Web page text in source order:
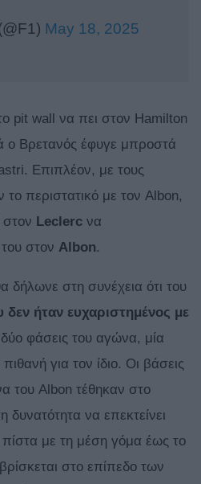
May 18, 2025
pit wall να πει στον Hamilton
ο Βρετανός έφυγε μπροστά
Επιπλέον, με τους
περιστατικό με τον Albon,
στον Leclerc να
του στον Albon.
δήλωνε στη συνέχεια ότι του
ήταν ευχαριστημένος με
φάσεις του αγώνα, μία
για τον ίδιο. Οι βάσεις
του Albon τέθηκαν στο
να επεκτείνει
με τη μέση γόμα έως το
στο επίπεδο των